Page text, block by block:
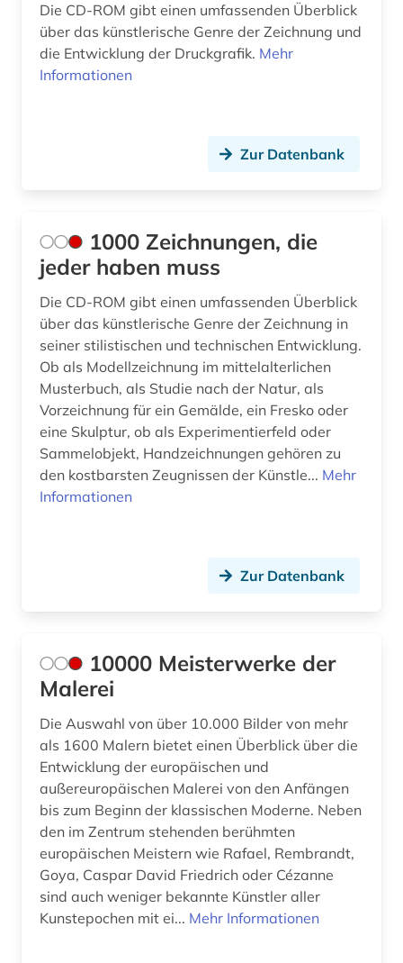
bildliche darstellung (4)
bildstock (2)
bildthema (1)
bildträger (1)
bildungsforschung (1)
biografie (11)
bosch (1)
bosslet (1)
botticelli, sandro (1)
brandenburg (3)
braunschweig (2)
brecht, bertolt | schriftsteller;
theaterintendant; theaterregisseur; dramatiker;
schauspieler; lyriker; regisseur; drehbuchautor;
Die CD-ROM gibt einen umfassenden Überblick
über das künstlerische Genre der Zeichnung und
die Entwicklung der Druckgrafik. Mehr
Informationen
Zur Datenbank
1000 Zeichnungen, die
jeder haben muss
Die CD-ROM gibt einen umfassenden Überblick
über das künstlerische Genre der Zeichnung in
seiner stilistischen und technischen Entwicklung.
Ob als Modellzeichnung im mittelalterlichen
Musterbuch, als Studie nach der Natur, als
Vorzeichnung für ein Gemälde, ein Fresko oder
eine Skulptur, ob als Experimentierfeld oder
Sammelobjekt, Handzeichnungen gehören zu
den kostbarsten Zeugnissen der Künstle... Mehr
Informationen
Zur Datenbank
10000 Meisterwerke der
Malerei
Die Auswahl von über 10.000 Bilder von mehr
als 1600 Malern bietet einen Überblick über die
Entwicklung der europäischen und
außereuropäischen Malerei von den Anfängen
bis zum Beginn der klassischen Moderne. Neben
den im Zentrum stehenden berühmten
europäischen Meistern wie Rafael, Rembrandt,
Goya, Caspar David Friedrich oder Cézanne
sind auch weniger bekannte Künstler aller
Kunstepochen mit ei... Mehr Informationen